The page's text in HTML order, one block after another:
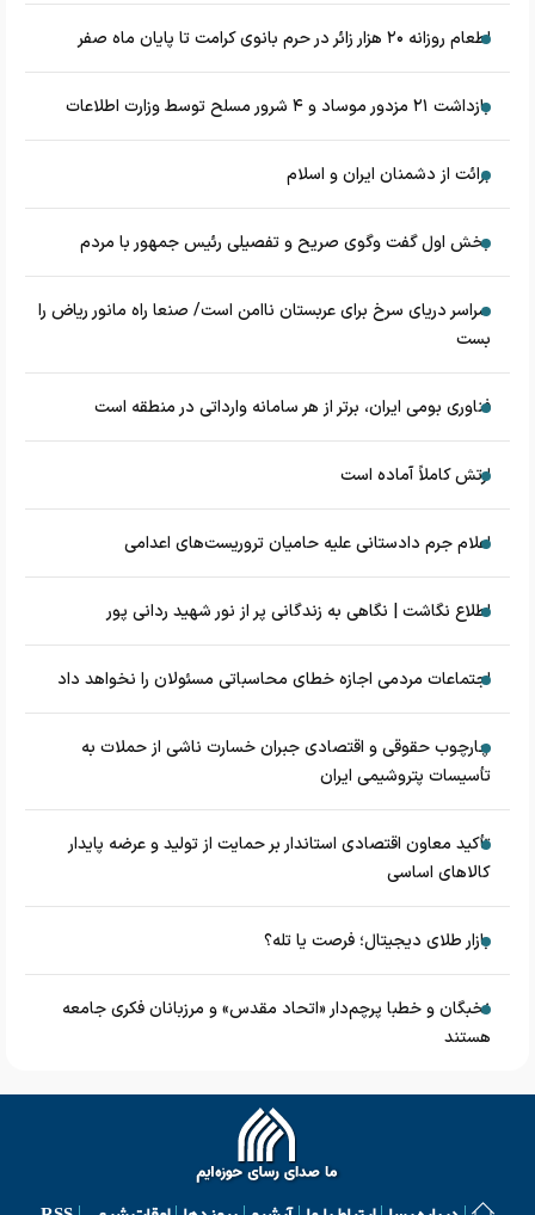
اطعام روزانه ۲۰ هزار زائر در حرم بانوی کرامت تا پایان ماه صفر
بازداشت ۲۱ مزدور موساد و ۴ شرور مسلح توسط وزارت اطلاعات
برائت از دشمنان ایران و اسلام
بخش اول گفت وگوی صریح و تفصیلی رئیس جمهور با مردم
سراسر دریای سرخ برای عربستان ناامن است/ صنعا راه مانور ریاض را
بست
فناوری بومی ایران، برتر از هر سامانه وارداتی در منطقه است
ارتش کاملاً آماده است
اعلام جرم دادستانی علیه حامیان تروریست‌های اعدامی
اطلاع نگاشت | نگاهی به زندگانی پر از نور شهید ردانی پور
اجتماعات مردمی اجازه خطای محاسباتی مسئولان را نخواهد داد
چارچوب حقوقی و اقتصادی جبران خسارت ناشی از حملات به
تأسیسات پتروشیمی ایران
تأکید معاون اقتصادی استاندار بر حمایت از تولید و عرضه پایدار
کالاهای اساسی
بازار طلای دیجیتال؛ فرصت یا تله؟
نخبگان و خطبا پرچم‌دار «اتحاد مقدس» و مرزبانان فکری جامعه
هستند